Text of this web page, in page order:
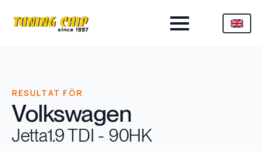
RESULTAT FÖR
Volkswagen
Jetta1.9 TDI - 90HK